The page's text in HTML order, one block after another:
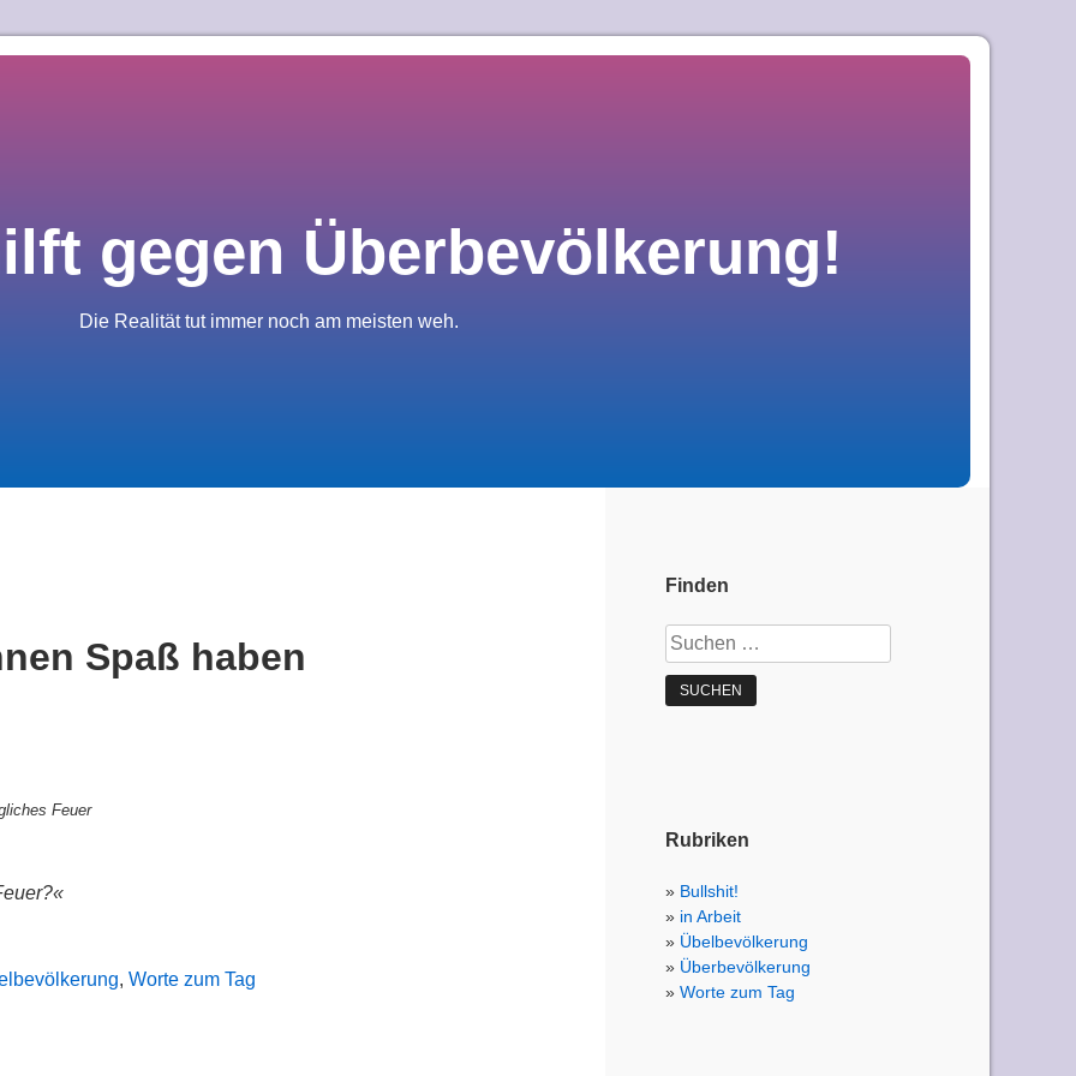
gegen Überbevölkerung!
Die Realität tut immer noch am meisten weh.
Spaß haben
Feuer
, Worte zum Tag
Finden
Suchen
nach:
Rubriken
Bullshit!
in Arbeit
Übelbevölkerung
Überbevölkerung
Worte zum Tag